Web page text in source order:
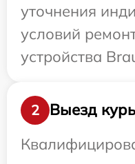
уточнения
условий
устройства
2
Выезд